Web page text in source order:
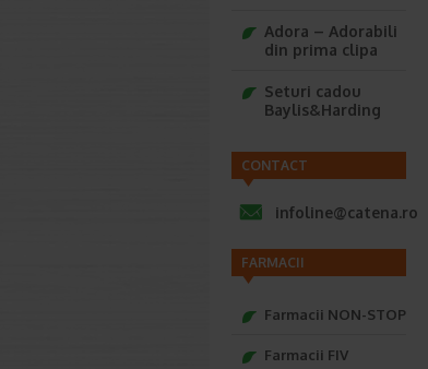
Adora – Adorabili
din prima clipa
Seturi cadou
Baylis&Harding
CONTACT
infoline@catena.ro
FARMACII
Farmacii NON-STOP
Farmacii FIV